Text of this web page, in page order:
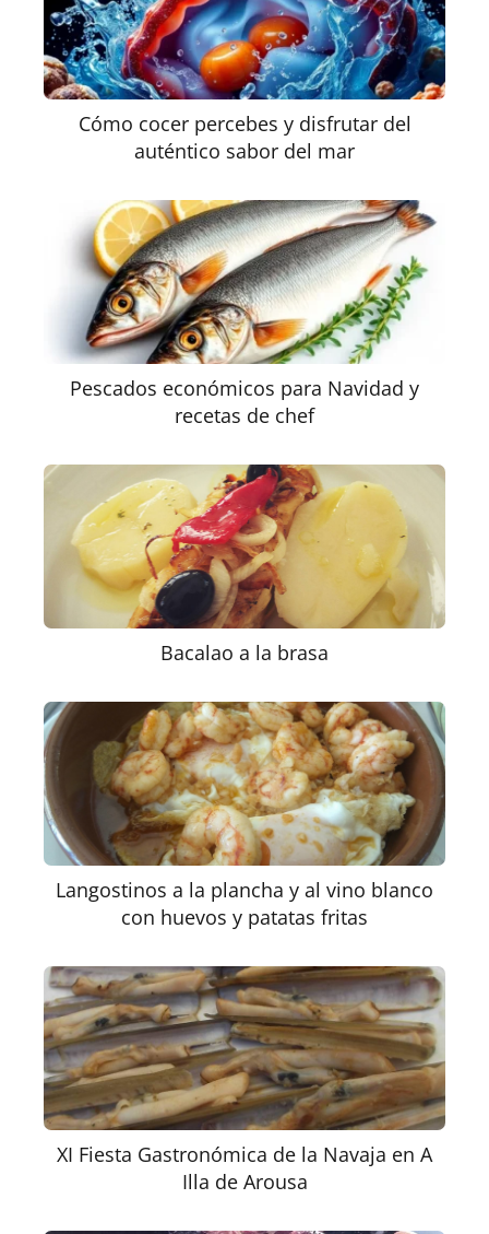
Cómo cocer percebes y disfrutar del
auténtico sabor del mar
Pescados económicos para Navidad y
recetas de chef
Bacalao a la brasa
Langostinos a la plancha y al vino blanco
con huevos y patatas fritas
XI Fiesta Gastronómica de la Navaja en A
Illa de Arousa